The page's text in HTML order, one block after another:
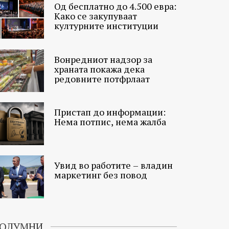
Од бесплатно до 4.500 евра:
Како се закупуваат
културните институции
Вонредниот надзор за
храната покажа дека
редовните потфрлаат
Пристап до информации:
Нема потпис, нема жалба
Увид во работите – владин
маркетинг без повод